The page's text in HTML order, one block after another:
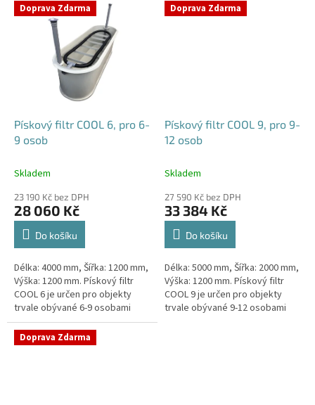
Doprava Zdarma
Pískový filtr COOL 6, pro 6-
9 osob
Skladem
23 190 Kč bez DPH
28 060 Kč
Do košíku
Délka: 4000 mm, Šířka: 1200 mm,
Výška: 1200 mm. Pískový filtr
COOL 6 je určen pro objekty
trvale obývané 6-9 osobami
Český výrobek!
Doprava Zdarma
Pískový filtr COOL 9, pro 9-
12 osob
Skladem
27 590 Kč bez DPH
33 384 Kč
Do košíku
Délka: 5000 mm, Šířka: 2000 mm,
Výška: 1200 mm. Pískový filtr
COOL 9 je určen pro objekty
trvale obývané 9-12 osobami
Doprava Zdarma